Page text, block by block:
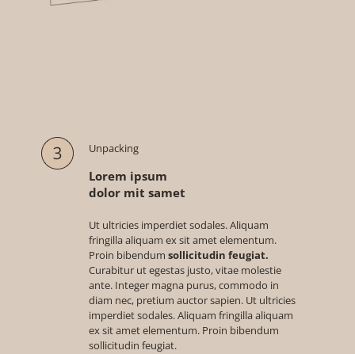
Unpacking
Lorem ipsum
dolor mit samet
Ut ultricies imperdiet sodales. Aliquam
fringilla aliquam ex sit amet elementum.
Proin bibendum sollicitudin feugiat.
Curabitur ut egestas justo, vitae molestie
ante. Integer magna purus, commodo in
diam nec, pretium auctor sapien. Ut ultricies
imperdiet sodales. Aliquam fringilla aliquam
ex sit amet elementum. Proin bibendum
sollicitudin feugiat.